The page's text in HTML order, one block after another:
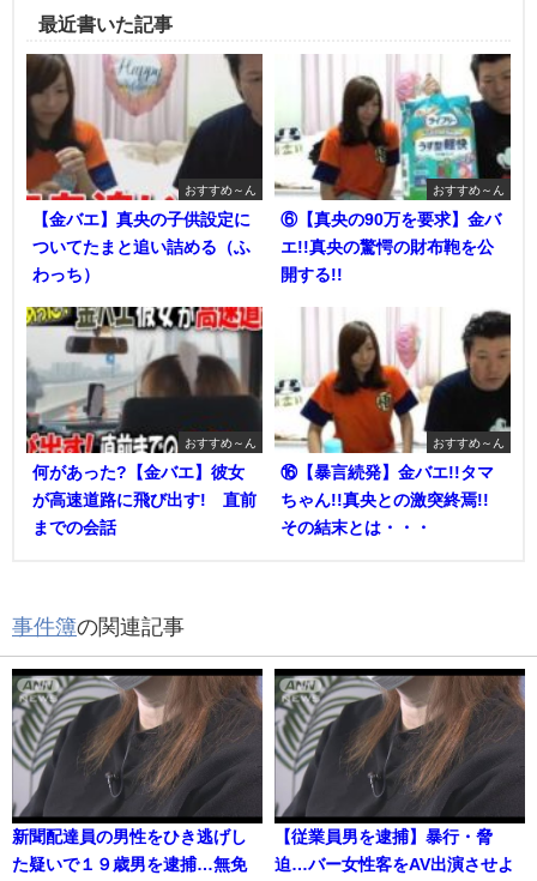
最近書いた記事
おすすめ～ん
【金バエ】真央の子供設定に
ついてたまと追い詰める（ふ
わっち）
おすすめ～ん
⑥【真央の90万を要求】金バ
エ!!真央の驚愕の財布鞄を公
開する!!
おすすめ～ん
何があった?【金バエ】彼女
が高速道路に飛び出す! 直前
までの会話
おすすめ～ん
⑯【暴言続発】金バエ!!タマ
ちゃん!!真央との激突終焉!!
その結末とは・・・
事件簿の関連記事
新聞配達員の男性をひき逃げし
た疑いで１９歳男を逮捕…無免
【従業員男を逮捕】暴行・脅
迫…バー女性客をAV出演させよ